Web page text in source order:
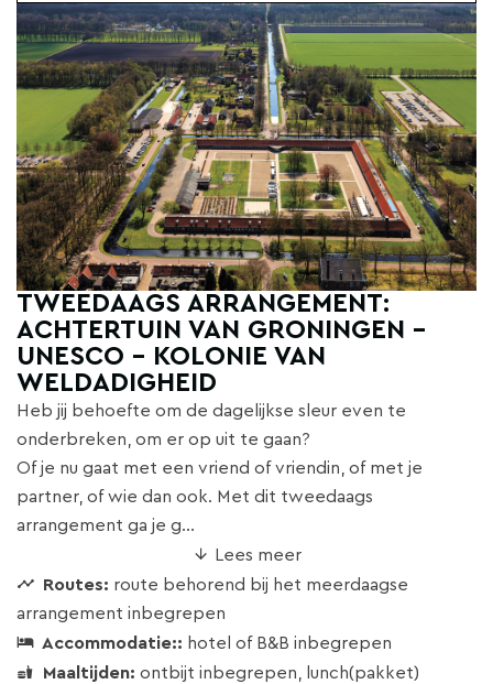
TWEEDAAGS ARRANGEMENT:
ACHTERTUIN VAN GRONINGEN -
UNESCO - KOLONIE VAN
WELDADIGHEID
Heb jij behoefte om de dagelijkse sleur even te
onderbreken, om er op uit te gaan?
Of je nu gaat met een vriend of vriendin, of met je
partner, of wie dan ook. Met dit tweedaags
arrangement ga je g...
Lees meer
Routes: route behorend bij het meerdaagse
arrangement inbegrepen
Accommodatie:: hotel of B&B inbegrepen
Maaltijden: ontbijt inbegrepen, lunch(pakket)